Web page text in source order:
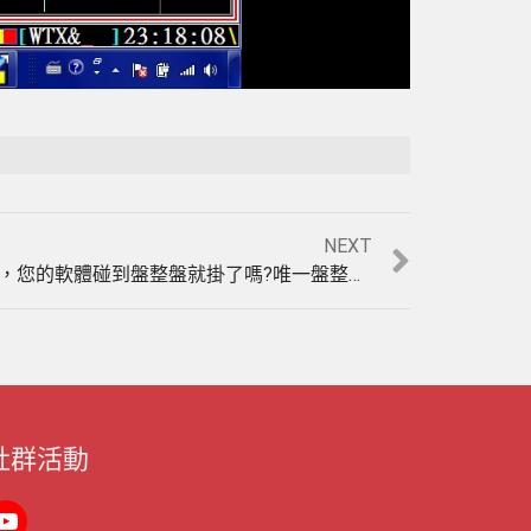
NEXT
台指期貨當沖80%都是盤整盤，您的軟體碰到盤整盤就掛了嗎?唯一盤整盤&趨勢盤均可操作的軟體，3分K線9月29至10月3日操作實例印證影音教學。(1031003)
群活動